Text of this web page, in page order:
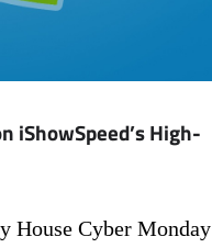
iShowSpeed’s High-
House Cyber Monday